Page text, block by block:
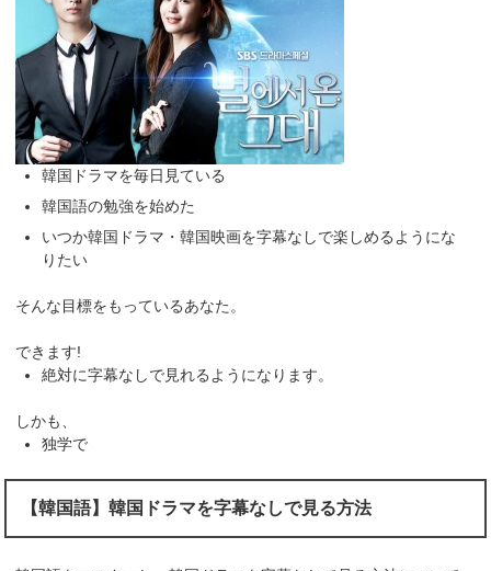
韓国ドラマを毎日見ている
韓国語の勉強を始めた
いつか韓国ドラマ・韓国映画を字幕なしで楽しめるようにな
りたい
そんな目標をもっているあなた。
できます!
絶対に字幕なしで見れるようになります。
しかも、
独学で
【韓国語】韓国ドラマを字幕なしで見る方法